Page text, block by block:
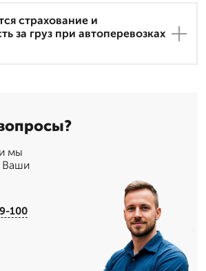
страхование и
за груз при автоперевозках
мы
Ваши
100